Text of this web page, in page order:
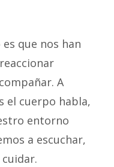
que nos han
A
el cuerpo habla,
entorno
a escuchar,